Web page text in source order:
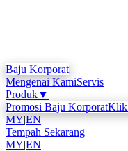
Baju Korporat
Mengenai KamiServis
Produk▼
Promosi Baju KorporatKlik
MY|EN
Tempah Sekarang
MY|EN